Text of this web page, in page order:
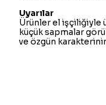
Uyarılar
Ürünler el işçiliğiyle
küçük sapmalar
ve özgün